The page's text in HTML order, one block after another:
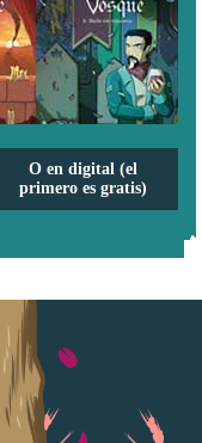
O en digital (el
primero es gratis)